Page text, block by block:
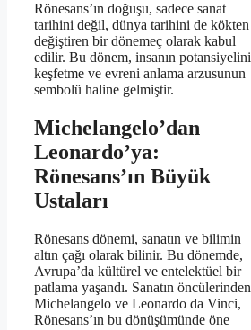
Rönesans’ın doğuşu, sadece sanat
tarihini değil, dünya tarihini de kökten
değiştiren bir dönemeç olarak kabul
edilir. Bu dönem, insanın potansiyelini
keşfetme ve evreni anlama arzusunun
sembolü haline gelmiştir.
Michelangelo’dan
Leonardo’ya:
Rönesans’ın Büyük
Ustaları
Rönesans dönemi, sanatın ve bilimin
altın çağı olarak bilinir. Bu dönemde,
Avrupa’da kültürel ve entelektüel bir
patlama yaşandı. Sanatın öncülerinden
Michelangelo ve Leonardo da Vinci,
Rönesans’ın bu dönüşümünde öne